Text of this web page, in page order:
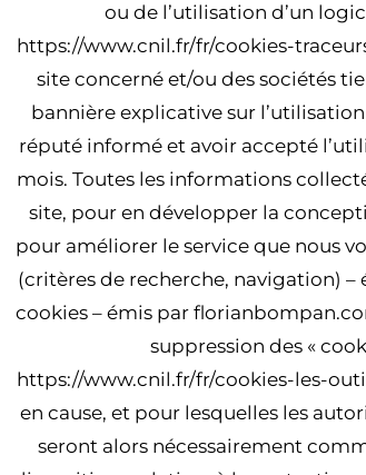
ou de l’utilisation d’un
https://www.cnil.fr/fr/cookies-
site concerné et/ou des sociétés
bannière explicative sur
réputé informé et avoir accepté
mois. Toutes les informations
site, pour en développer la
pour améliorer le service que nous
(critères de recherche, navigation)
cookies – émis par
suppression des «
https://www.cnil.fr/fr/cookies-les-
en cause, et pour lesquelles les
seront alors nécessairement